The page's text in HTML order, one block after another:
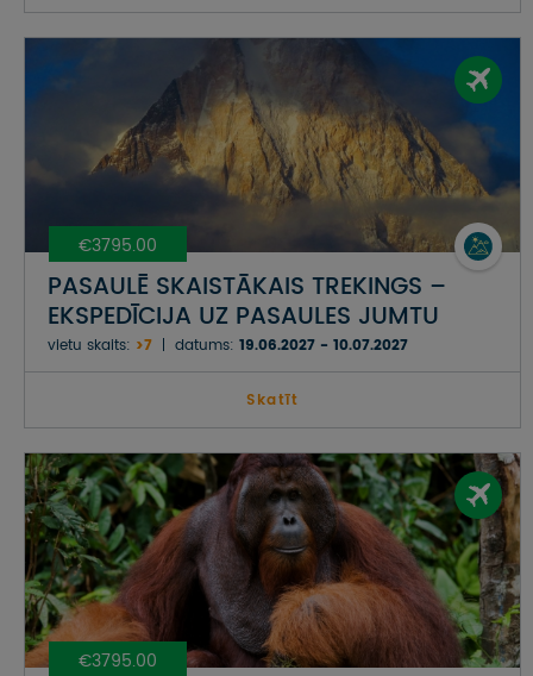
€3795.00
PASAULĒ SKAISTĀKAIS TREKINGS –
EKSPEDĪCIJA UZ PASAULES JUMTU
vietu skaits: >7 datums: 19.06.2027 - 10.07.2027
Skatīt
€3795.00